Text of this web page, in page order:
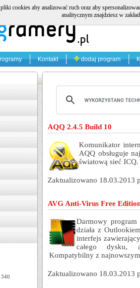
Kontakt dodaj program
AQQ 2.4.5 Build 10
Komunikator
AQQ obsługuje
światową sieć ICQ.
Zaktualizowano 18.03.2013
AVG Anti-Virus Free
Darmowy
działa z
interfejs
całego dysku,
Kompatybilny z
Zaktualizowano 18.03.2013
cookies aby analizować ruch oraz aby
analitycznym znajdziesz w